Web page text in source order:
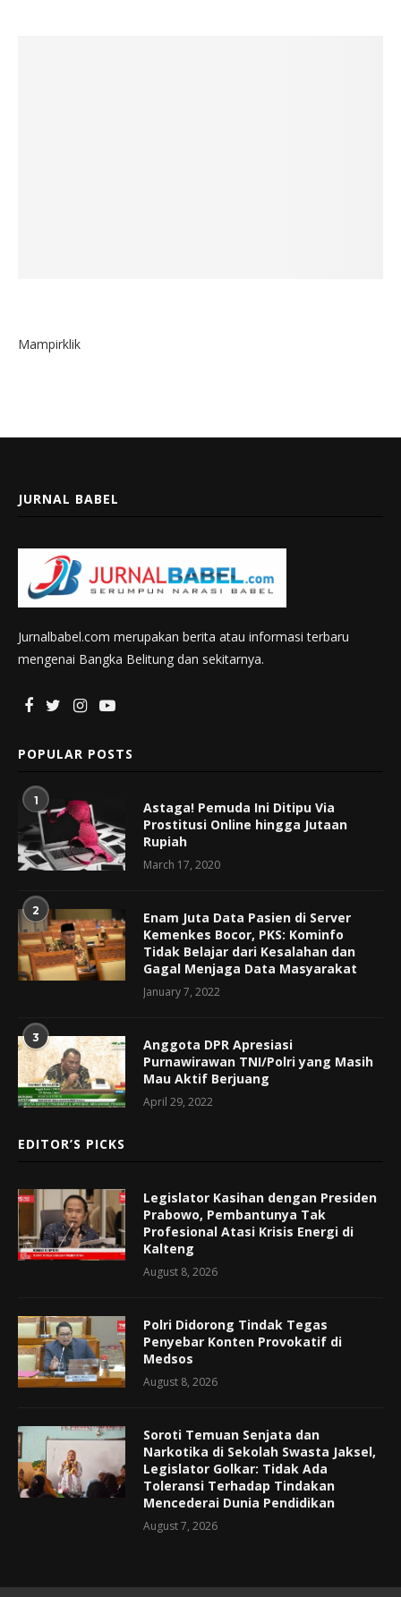
Mampirklik
JURNAL BABEL
Jurnalbabel.com merupakan berita atau informasi terbaru
mengenai Bangka Belitung dan sekitarnya.
POPULAR POSTS
1
Astaga! Pemuda Ini Ditipu Via
Prostitusi Online hingga Jutaan
Rupiah
March 17, 2020
2
Enam Juta Data Pasien di Server
Kemenkes Bocor, PKS: Kominfo
Tidak Belajar dari Kesalahan dan
Gagal Menjaga Data Masyarakat
January 7, 2022
3
Anggota DPR Apresiasi
Purnawirawan TNI/Polri yang Masih
Mau Aktif Berjuang
April 29, 2022
EDITOR’S PICKS
Legislator Kasihan dengan Presiden
Prabowo, Pembantunya Tak
Profesional Atasi Krisis Energi di
Kalteng
August 8, 2026
Polri Didorong Tindak Tegas
Penyebar Konten Provokatif di
Medsos
August 8, 2026
Soroti Temuan Senjata dan
Narkotika di Sekolah Swasta Jaksel,
Legislator Golkar: Tidak Ada
Toleransi Terhadap Tindakan
Mencederai Dunia Pendidikan
August 7, 2026